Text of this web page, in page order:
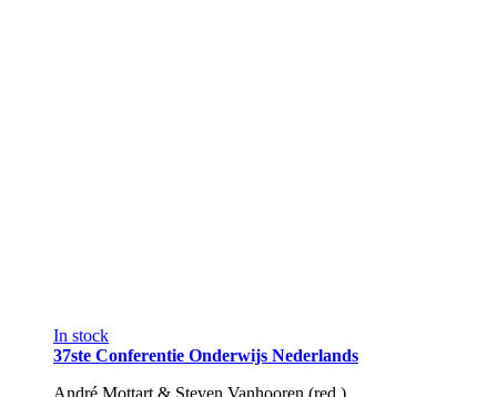
In stock
37ste Conferentie Onderwijs Nederlands